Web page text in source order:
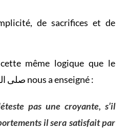
de sacrifices et de
cette même logique que le
صلى الله عليه وسلم nous a enseigné :
pas une croyante, s’il
il sera satisfait par